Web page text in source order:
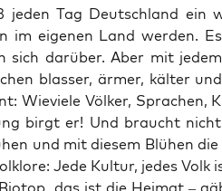
Tag Deutsch­land ein
im eige­nen Land wer­den.
sich dar­über. Aber mit
blas­ser, ärmer, käl­ter
Wie­vie­le Völ­ker, Spra­chen,
birgt er! Und braucht
und mit die­sem Blü­hen die
Jede Kul­tur, jedes Volk
das ist die Hei­mat –